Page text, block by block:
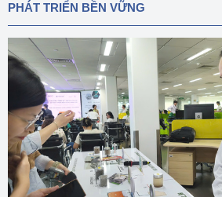
PHÁT TRIỂN BỀN VỮNG